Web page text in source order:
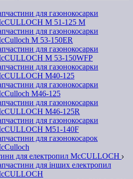
для газонокосарки
M 51-125 M
для газонокосарки
M 53-150ER
для газонокосарки
M 53-150WFP
для газонокосарки
M40-125
для газонокосарки
M46-125
для газонокосарки
M46-125R
для газонокосарки
M51-140F
для газонокосарок
для електропил McCULLOCH
для інших електропил